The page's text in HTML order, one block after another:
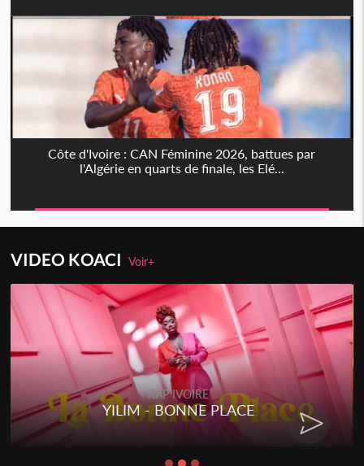
Côte d'Ivoire : CAN Féminine 2026, battues par
l'Algérie en quarts de finale, les Elé...
VIDEO KOACIVoir+
RAP IVOIRE
YILIM - BONNE PLACE